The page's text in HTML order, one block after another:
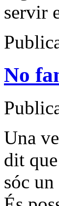
servir
No
Una
dit
sóc